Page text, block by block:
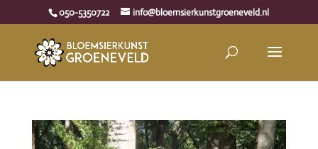
050-5350722 info@bloemsierkunstgroeneveld.nl